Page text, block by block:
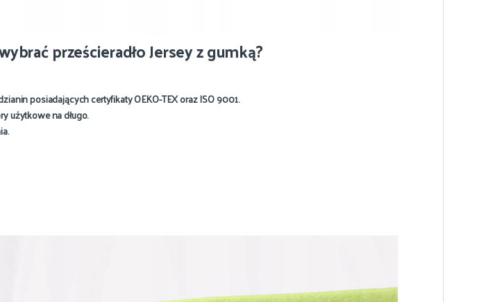
prześcieradło Jersey z gumką?
posiadających certyfikaty OEKO-TEX oraz ISO 9001.
użytkowe na długo.